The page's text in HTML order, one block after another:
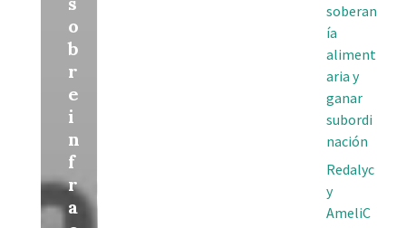
o
b
r
e
i
n
f
r
a
soberan
ía
aliment
aria y
ganar
subordi
nación
Redalyc
y
AmeliC